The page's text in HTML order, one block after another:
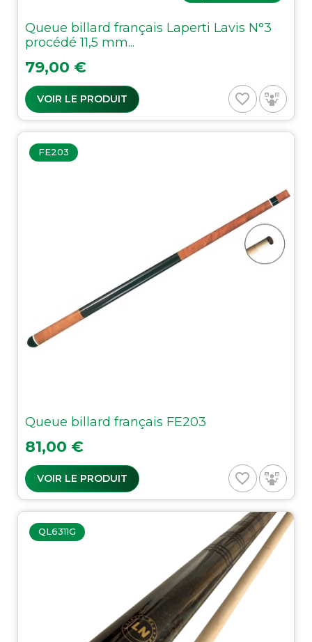
Queue billard français Laperti Lavis N°3
procédé 11,5 mm...
Prix
79,00 €
VOIR LE PRODUIT favorite_border
FE203
Queue billard français FE203
Prix
81,00 €
VOIR LE PRODUIT favorite_border
QL6311G